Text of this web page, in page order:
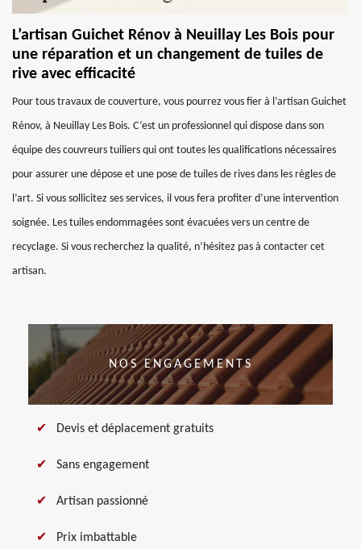
L’artisan Guichet Rénov à Neuillay Les Bois pour
une réparation et un changement de tuiles de
rive avec efficacité
Pour tous travaux de couverture, vous pourrez vous fier à l’artisan Guichet
Rénov, à Neuillay Les Bois. C’est un professionnel qui dispose dans son
équipe des couvreurs tuiliers qui ont toutes les qualifications nécessaires
pour assurer une dépose et une pose de tuiles de rives dans les règles de
l’art. Si vous sollicitez ses services, il vous fera profiter d’une intervention
soignée. Les tuiles endommagées sont évacuées vers un centre de
recyclage. Si vous recherchez la qualité, n’hésitez pas à contacter cet
artisan.
NOS ENGAGEMENTS
Devis et déplacement gratuits
Sans engagement
Artisan passionné
Prix imbattable